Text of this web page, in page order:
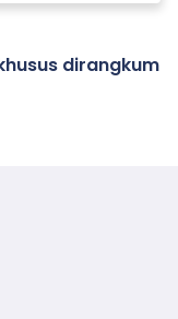
dirangkum